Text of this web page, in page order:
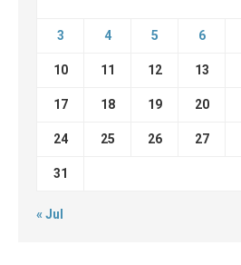
3 4 5 6
10 11 12 13
17 18 19 20
24 25 26 27
31
« Jul